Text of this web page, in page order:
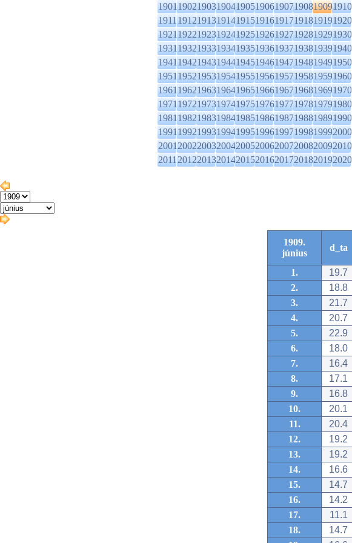
1901190219031904190519061907190819091910
1911191219131914191519161917191819191920
1921192219231924192519261927192819291930
1931193219331934193519361937193819391940
1941194219431944194519461947194819491950
1951195219531954195519561957195819591960
1961196219631964196519661967196819691970
1971197219731974197519761977197819791980
1981198219831984198519861987198819891990
1991199219931994199519961997199819992000
2001200220032004200520062007200820092010
2011201220132014201520162017201820192020
1909.
június
d_ta
1. 19.7
2.
18.8
3.
21.7
4.
20.7
5.
22.9
6.
18.0
7.
16.4
8.
17.1
9.
16.8
10.
20.1
11.
20.4
12.
19.2
13.
19.2
14.
16.6
15.
14.7
16.
14.2
17.
11.1
18.
14.7